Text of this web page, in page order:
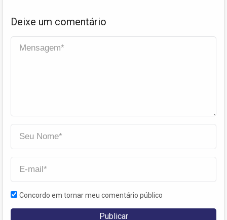
Deixe um comentário
Concordo em tornar meu comentário público